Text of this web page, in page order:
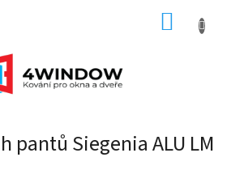
pantů Siegenia ALU LM